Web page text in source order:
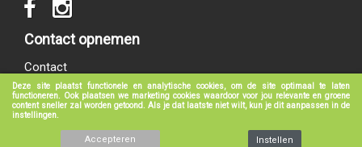
Deze site plaatst functionele en analytische cookies, om de site optimaal te laten
functioneren. Ook plaatsen we marketing cookies waardoor voor jou relevante en groene
content sneller zal worden getoond. Als je dat laatste niet wilt, kun je dit aanpassen in de
instellingen.
Accepteren Instellen
Contact opnemen
Contact
Algemene voorwaarden
Privacy verklaring | Disclaimer